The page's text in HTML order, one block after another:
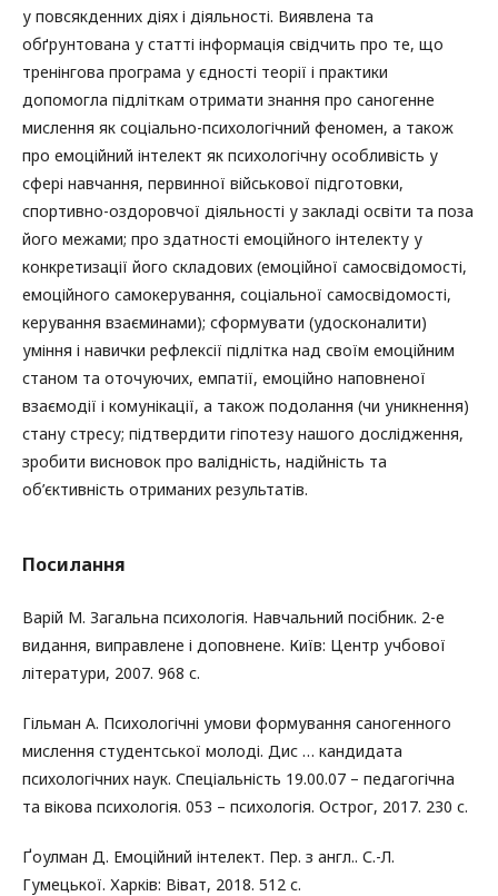
у повсякденних діях і діяльності. Виявлена та
обґрунтована у статті інформація свідчить про те, що
тренінгова програма у єдності теорії і практики
допомогла підліткам отримати знання про саногенне
мислення як соціально-психологічний феномен, а також
про емоційний інтелект як психологічну особливість у
сфері навчання, первинної військової підготовки,
спортивно-оздоровчої діяльності у закладі освіти та поза
його межами; про здатності емоційного інтелекту у
конкретизації його складових (емоційної самосвідомості,
емоційного самокерування, соціальної самосвідомості,
керування взаєминами); сформувати (удосконалити)
уміння і навички рефлексії підлітка над своїм емоційним
станом та оточуючих, емпатії, емоційно наповненої
взаємодії і комунікації, а також подолання (чи уникнення)
стану стресу; підтвердити гіпотезу нашого дослідження,
зробити висновок про валідність, надійність та
об’єктивність отриманих результатів.
Посилання
Варій М. Загальна психологія. Навчальний посібник. 2-е
видання, виправлене і доповнене. Київ: Центр учбової
літератури, 2007. 968 с.
Гільман А. Психологічні умови формування саногенного
мислення студентської молоді. Дис … кандидата
психологічних наук. Спеціальність 19.00.07 – педагогічна
та вікова психологія. 053 – психологія. Острог, 2017. 230 с.
Ґоулман Д. Емоційний інтелект. Пер. з англ.. С.-Л.
Гумецької. Харків: Віват, 2018. 512 с.